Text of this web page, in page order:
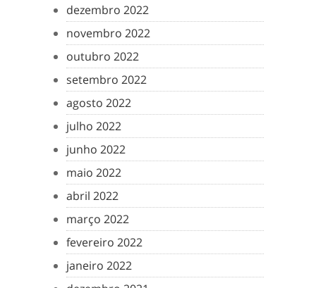
dezembro 2022
novembro 2022
outubro 2022
setembro 2022
agosto 2022
julho 2022
junho 2022
maio 2022
abril 2022
março 2022
fevereiro 2022
janeiro 2022